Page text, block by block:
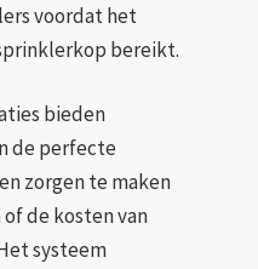
voordat het
bereikt.
bieden
de perfecte
zorgen te maken
de kosten van
systeem